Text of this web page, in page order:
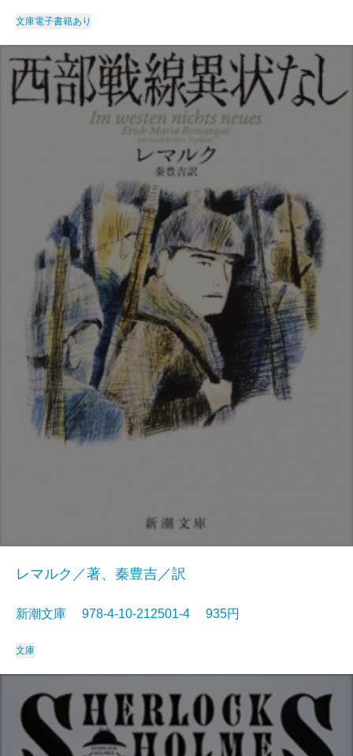
文庫電子書籍あり
レマルク／著、秦豊吉／訳
新潮文庫 978-4-10-212501-4 935円
文庫